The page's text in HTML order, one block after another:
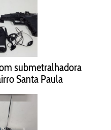
submetralhadora
Santa Paula